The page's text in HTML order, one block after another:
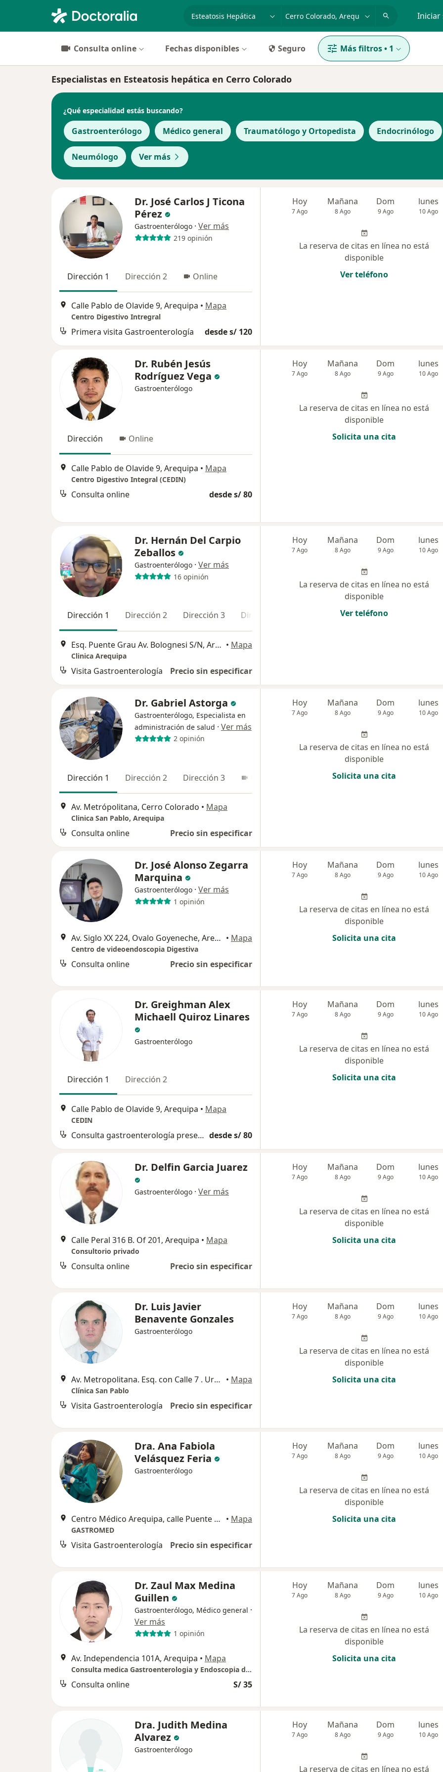
especialidad, enfermedad o nombre Iniciar
Consulta online Fechas disponibles Seguro Más filtros• 1
Especialistas en Esteatosis hepática en Cerro Colorado
¿Qué especialidad estás buscando?
Gastroenterólogo Médico general Traumatólogo y Ortopedista Endocrinólogo
Neumólogo Ver más
Dr. José Carlos J Ticona
Pérez
Gastroenterólogo · Ver más
219 opinión
Dirección 1 Dirección 2 Online
Calle Pablo de Olavide 9, Arequipa • Mapa
Centro Digestivo Intregral
Primera visita Gastroenterología desde s/ 120
Hoy
7 Ago
Mañana
8 Ago
Dom
9 Ago
lunes
10 Ago
La reserva de citas en línea no está
disponible
Ver teléfono
Dr. Rubén Jesús
Rodríguez Vega
Gastroenterólogo
Dirección Online
Calle Pablo de Olavide 9, Arequipa • Mapa
Centro Digestivo Integral (CEDIN)
Consulta online desde s/ 80
Hoy
7 Ago
Mañana
8 Ago
Dom
9 Ago
lunes
10 Ago
La reserva de citas en línea no está
disponible
Solicita una cita
Dr. Hernán Del Carpio
Zeballos
Gastroenterólogo · Ver más
16 opinión
Dirección 1 Dirección 2 Dirección 3 Dirección 4 Dirección 5 Dirección 6
Esq. Puente Grau Av. Bolognesi S/N, Arequipa • Mapa
Clinica Arequipa
Visita Gastroenterología Precio sin especificar
Hoy
7 Ago
Mañana
8 Ago
Dom
9 Ago
lunes
10 Ago
La reserva de citas en línea no está
disponible
Ver teléfono
Dr. Gabriel Astorga
Gastroenterólogo, Especialista en
administración de salud · Ver más
2 opinión
Dirección 1 Dirección 2 Dirección 3
Av. Metrópolitana, Cerro Colorado • Mapa
Clinica San Pablo, Arequipa
Consulta online Precio sin especificar
Hoy
7 Ago
Mañana
8 Ago
Dom
9 Ago
lunes
10 Ago
La reserva de citas en línea no está
disponible
Solicita una cita
Dr. José Alonso Zegarra
Marquina
Gastroenterólogo · Ver más
1 opinión
Av. Siglo XX 224, Ovalo Goyeneche, Arequipa • Mapa
Centro de videoendoscopia Digestiva
Consulta online Precio sin especificar
Hoy
7 Ago
Mañana
8 Ago
Dom
9 Ago
lunes
10 Ago
La reserva de citas en línea no está
disponible
Solicita una cita
Dr. Greighman Alex
Michaell Quiroz Linares
Gastroenterólogo
Dirección 1 Dirección 2
Calle Pablo de Olavide 9, Arequipa • Mapa
CEDIN
Consulta gastroenterología presencial desde s/ 80
Hoy
7 Ago
Mañana
8 Ago
Dom
9 Ago
lunes
10 Ago
La reserva de citas en línea no está
disponible
Solicita una cita
Dr. Delfin Garcia Juarez
Gastroenterólogo · Ver más
Calle Peral 316 B. Of 201, Arequipa • Mapa
Consultorio privado
Consulta online Precio sin especificar
Hoy
7 Ago
Mañana
8 Ago
Dom
9 Ago
lunes
10 Ago
La reserva de citas en línea no está
disponible
Solicita una cita
Dr. Luis Javier
Benavente Gonzales
Gastroenterólogo
Av. Metropolitana. Esq. con Calle 7 . Urb. Teresa de Jesús • Mapa
Clínica San Pablo
Visita Gastroenterología Precio sin especificar
Hoy
7 Ago
Mañana
8 Ago
Dom
9 Ago
lunes
10 Ago
La reserva de citas en línea no está
disponible
Solicita una cita
Dra. Ana Fabiola
Velásquez Feria
Gastroenterólogo
Centro Médico Arequipa, calle Puente Grau 505, 2do piso of. 201 , Arequipa • Mapa
GASTROMED
Visita Gastroenterología Precio sin especificar
Hoy
7 Ago
Mañana
8 Ago
Dom
9 Ago
lunes
10 Ago
La reserva de citas en línea no está
disponible
Solicita una cita
Dr. Zaul Max Medina
Guillen
Gastroenterólogo, Médico general ·
Ver más
1 opinión
Av. Independencia 101A, Arequipa • Mapa
Consulta medica Gastroenterologia y Endoscopia digestiva.
Consulta online S/ 35
Hoy
7 Ago
Mañana
8 Ago
Dom
9 Ago
lunes
10 Ago
La reserva de citas en línea no está
disponible
Solicita una cita
Dra. Judith Medina
Alvarez
Gastroenterólogo
Hoy
7 Ago
Mañana
8 Ago
Dom
9 Ago
lunes
10 Ago
La reserva de citas en línea no está